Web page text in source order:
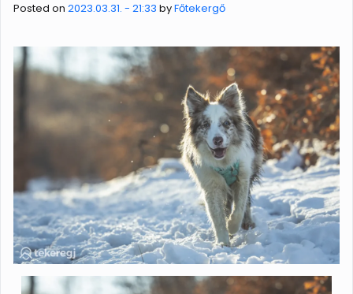
Posted on 2023.03.31. - 21:33 byFőtekergő